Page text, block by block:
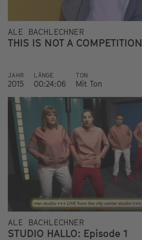
ALE BACHLECHNER
THIS IS NOT A COMPETITION
JAHR
2015
LÄNGE
00:24:06
TON
Mit Ton
ALE BACHLECHNER
STUDIO HALLO: Episode 1